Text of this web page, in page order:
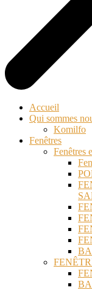
Accueil
Qui sommes
Komilfo
Fenêtres
Fenêtres